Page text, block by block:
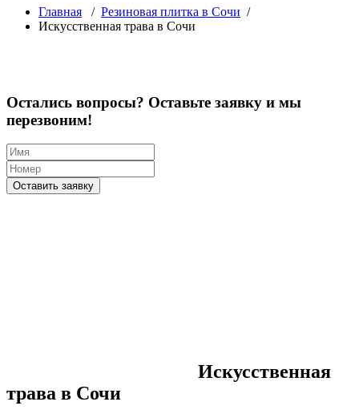
Главная / Резиновая плитка в Сочи /
Искусственная трава в Сочи
Остались вопросы? Оставьте заявку и мы
перезвоним!
Оставить заявку
Искусственная
трава в Сочи